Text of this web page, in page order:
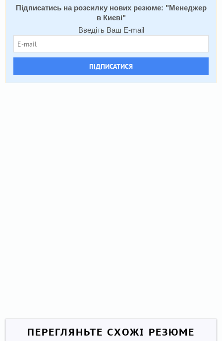
Підписатись на розсилку нових резюме: " Менеджер
в Києві"
Введіть Ваш E-mail
ПІДПИСАТИСЯ
ПЕРЕГЛЯНЬТЕ СХОЖІ РЕЗЮМЕ